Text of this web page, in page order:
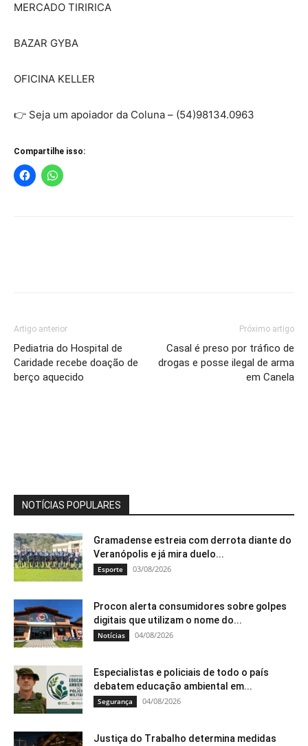
MERCADO TIRIRICA
BAZAR GYBA
OFICINA KELLER
👉 Seja um apoiador da Coluna – (54)98134.0963
Compartilhe isso:
Artigo anterior
Pediatria do Hospital de
Caridade recebe doação de
berço aquecido
Próximo artigo
Casal é preso por tráfico de
drogas e posse ilegal de arma
em Canela
NOTÍCIAS POPULARES
Gramadense estreia com derrota diante do
Veranópolis e já mira duelo...
Esporte 03/08/2026
Procon alerta consumidores sobre golpes
digitais que utilizam o nome do...
Notícias 04/08/2026
Especialistas e policiais de todo o país
debatem educação ambiental em...
Segurança 04/08/2026
Justiça do Trabalho determina medidas